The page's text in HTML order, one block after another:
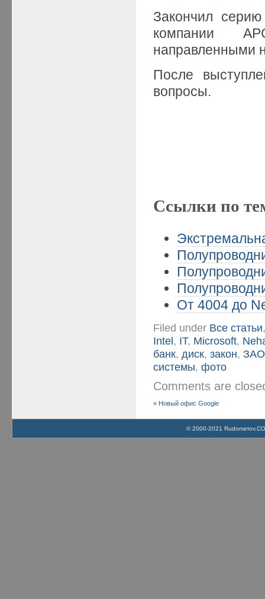
Закончил
компании
направленными
После
вопросы.
Ссылки по
От 4004 до
Filed under Все статьи
Intel, IT, Microsoft,
банк,диск,закон,ЗАО
системы,фото
Comments are
« Новый офис Google
© 2000-2021